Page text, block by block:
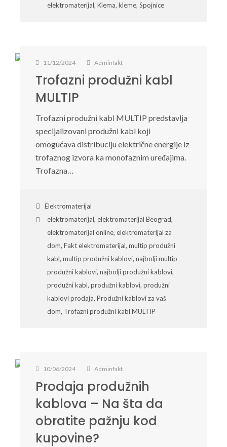
elektromaterijal, Klema, kleme, Spojnice
11/12/2024 Adminfakt
Trofazni produžni kabl
MULTIP
Trofazni produžni kabl MULTIP predstavlja
specijalizovani produžni kabl koji
omogućava distribuciju električne energije iz
trofaznog izvora ka monofaznim uređajima.
Trofazna…
Elektromaterijal
elektromaterijal, elektromaterijal Beograd,
elektromaterijal online, elektromaterijal za
dom, Fakt elektromaterijal, multip produžni
kabl, multip produžni kablovi, najbolji multip
produžni kablovi, najbolji produžni kablovi,
produžni kabl, produžni kablovi, produžni
kablovi prodaja, Produžni kablovi za vaš
dom, Trofazni produžni kabl MULTIP
10/06/2024 Adminfakt
Prodaja produžnih
kablova – Na šta da
obratite pažnju kod
kupovine?